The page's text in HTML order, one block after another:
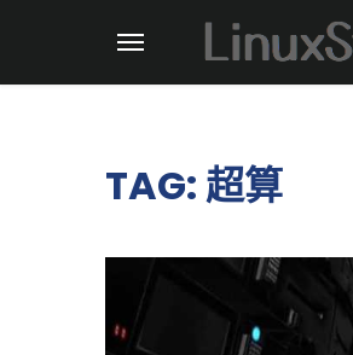
TAG: 超算